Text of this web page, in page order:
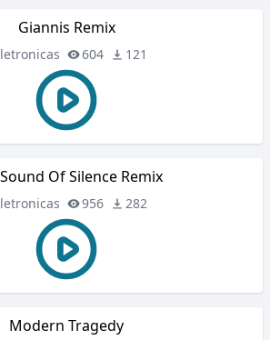
Giannis Remix
604 121
Of Silence Remix
956 282
Modern Tragedy